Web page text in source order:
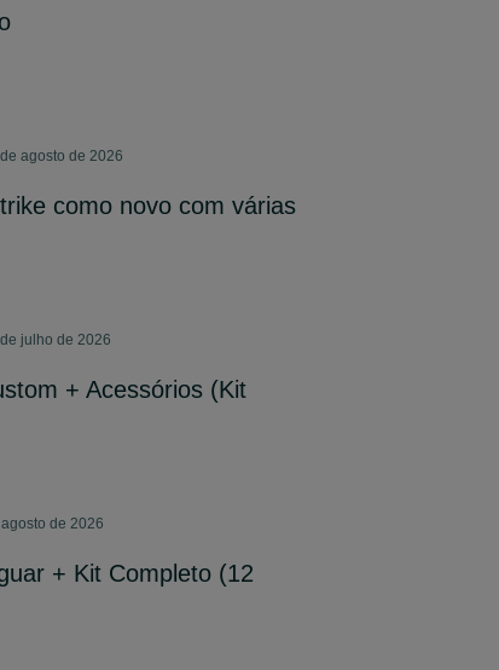
agosto de 2026
como novo com várias
julho de 2026
+ Acessórios (Kit
de 2026
+ Kit Completo (12